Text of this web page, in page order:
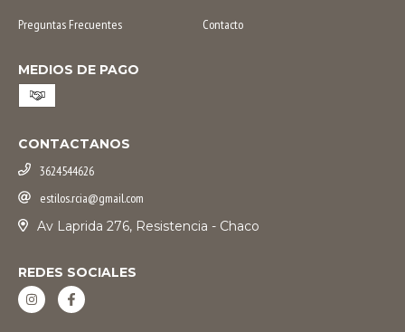
Preguntas Frecuentes Contacto
MEDIOS DE PAGO
CONTACTANOS
3624544626
estilos.rcia@gmail.com
Av Laprida 276, Resistencia - Chaco
REDES SOCIALES